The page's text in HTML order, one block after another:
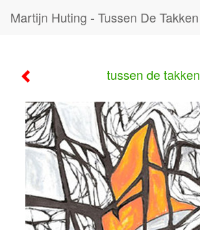
Martijn Huting - Tussen De Takken
tussen de takken